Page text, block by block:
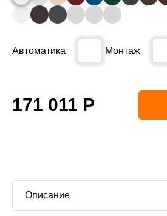
Автоматика Монтаж
171 011 Р
Описание